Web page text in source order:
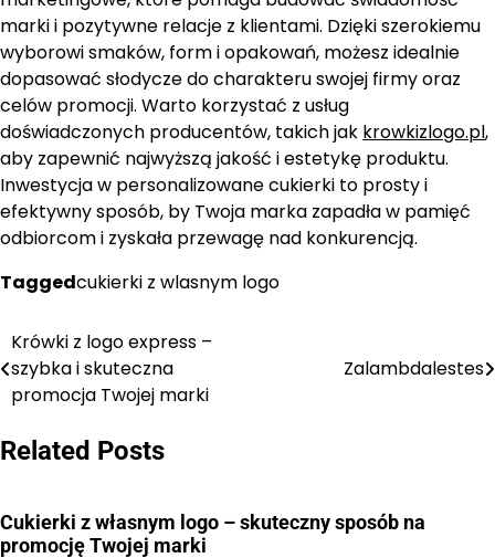
marki i pozytywne relacje z klientami. Dzięki szerokiemu
wyborowi smaków, form i opakowań, możesz idealnie
dopasować słodycze do charakteru swojej firmy oraz
celów promocji. Warto korzystać z usług
doświadczonych producentów, takich jak krowkizlogo.pl,
aby zapewnić najwyższą jakość i estetykę produktu.
Inwestycja w personalizowane cukierki to prosty i
efektywny sposób, by Twoja marka zapadła w pamięć
odbiorcom i zyskała przewagę nad konkurencją.
Taggedcukierki z wlasnym logo
Nawigacja
wpisu
Krówki z logo express –
szybka i skuteczna
promocja Twojej marki
Zalambdalestes
Related Posts
Cukierki z własnym logo – skuteczny sposób na
promocję Twojej marki